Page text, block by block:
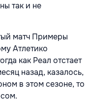
так и не
матч Примеры
Атлетико
как Реал отстает
назад, казалось,
в этом сезоне, то